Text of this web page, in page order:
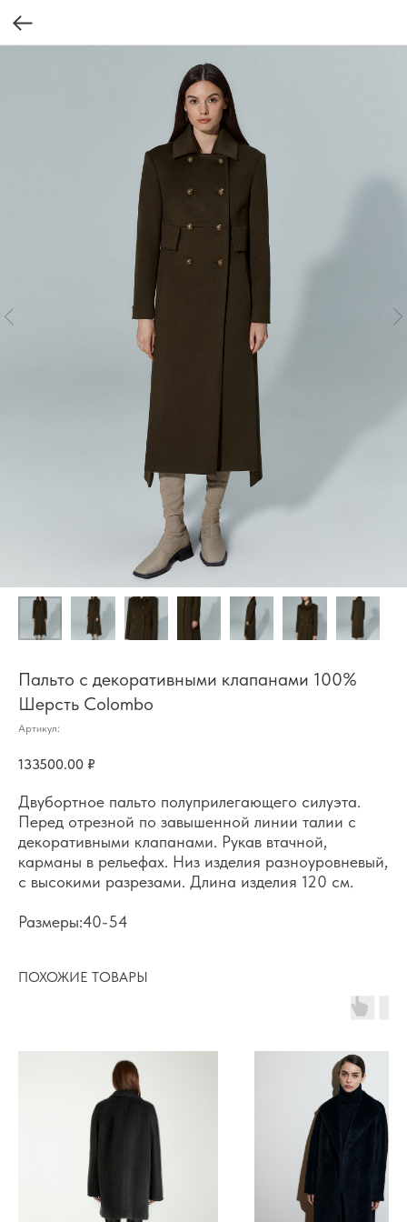
Пальто с декоративными клапанами 100%
Шерсть Colombo
Артикул:
133500.00 ₽
Двубортное пальто полуприлегающего силуэта.
Перед отрезной по завышенной линии талии с
декоративными клапанами. Рукав втачной,
карманы в рельефах. Низ изделия разноуровневый,
с высокими разрезами. Длина изделия 120 см.
Размеры:40-54
ПОХОЖИЕ ТОВАРЫ